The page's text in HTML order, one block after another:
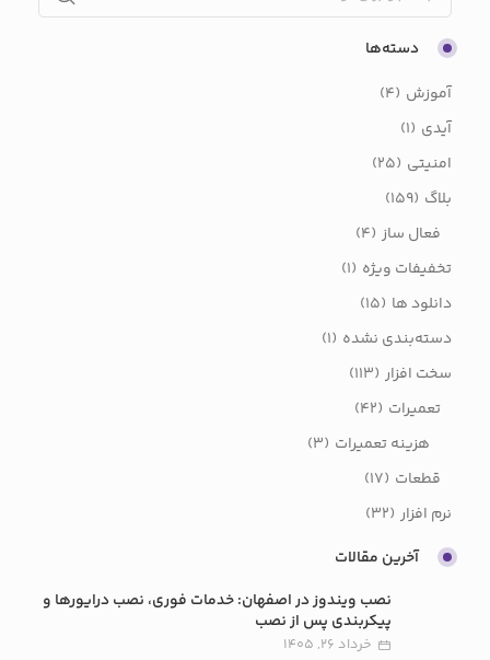
دسته‌ها
آموزش (4)
آیدی (1)
امنیتی (25)
بلاگ (159)
فعال ساز (4)
تخفیفات ویژه (1)
دانلود ها (15)
دسته‌بندی نشده (1)
سخت افزار (113)
تعمیرات (42)
هزینه تعمیرات (3)
قطعات (17)
نرم افزار (32)
آخرین مقالات
نصب ویندوز در اصفهان: خدمات فوری، نصب درایورها و
پیکربندی پس از نصب
خرداد 26, 1405